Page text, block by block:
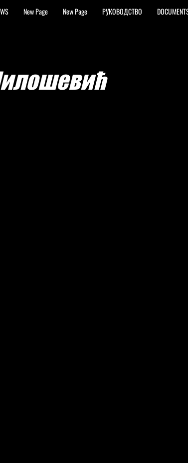
New Page New Page РУКОВОДСТВО